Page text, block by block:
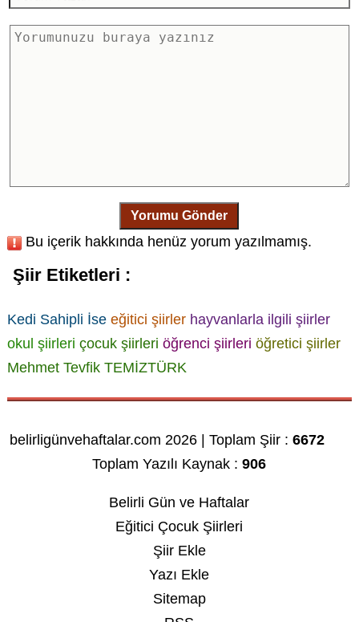
Yorumu Gönder
Bu içerik hakkında henüz yorum yazılmamış.
Şiir Etiketleri :
Kedi Sahipli İse eğitici şiirler hayvanlarla ilgili şiirler
okul şiirleri çocuk şiirleri öğrenci şiirleri öğretici şiirler
Mehmet Tevfik TEMİZTÜRK
belirligünvehaftalar.com 2026 | Toplam Şiir :6672
Toplam Yazılı Kaynak :906
Belirli Gün ve Haftalar
Eğitici Çocuk Şiirleri
Şiir Ekle
Yazı Ekle
Sitemap